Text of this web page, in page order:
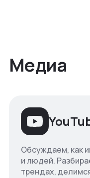
Медиа
Обсуждаем, как
и людей.
трендах,